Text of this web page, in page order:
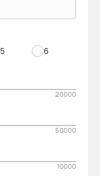
5 6
20000
50000
10000